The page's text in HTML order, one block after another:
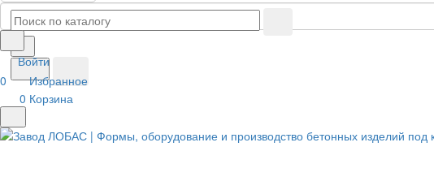
Войти
0
Избранное
0 Корзина